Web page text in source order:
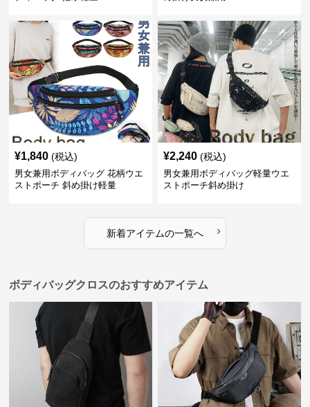
¥1,840 (税込)
男女兼用ボディバッグ 花柄ウエ
ストポーチ 斜め掛け軽量
¥2,240 (税込)
男女兼用ボディバッグ軽量ウエ
ストポーチ斜め掛け
新着アイテムの一覧へ ›
ボディバッグクロスのおすすめアイテム